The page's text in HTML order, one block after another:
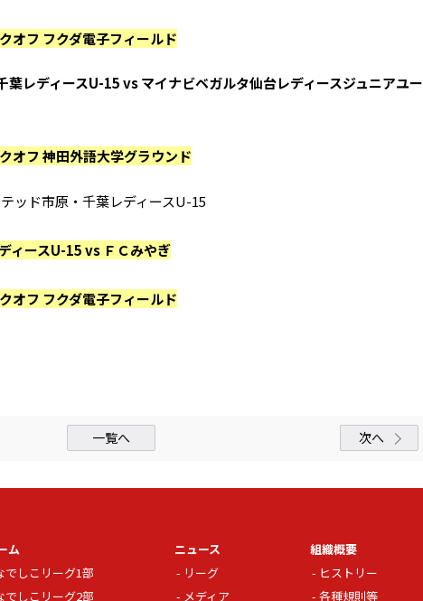
フ フクダ電子フィールド
レディースU-15 vs マイナビベガルタ仙台レディースジュニアユー
フ 神田外語大学グラウンド
ッド市原・千葉レディースU-15
ィースU-15 vs ＦＣみやぎ
フ フクダ電子フィールド
一覧へ 次へ
ム
でしこリーグ1部
でしこリーグ2部
ニュース
リーグ
メディア
組織概要
ヒストリー
各種規則等